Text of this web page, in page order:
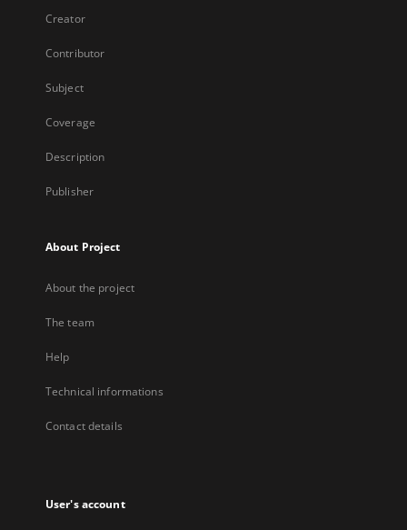
Creator
Contributor
Subject
Coverage
Description
Publisher
About Project
About the project
The team
Help
Technical informations
Contact details
User's account